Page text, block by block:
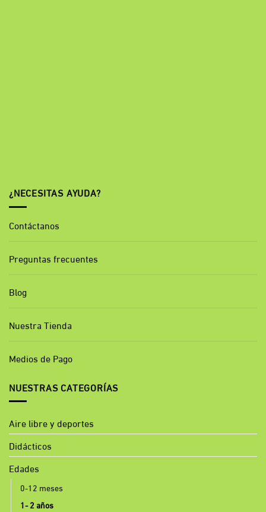
¿NECESITAS AYUDA?
Contáctanos
Preguntas frecuentes
Blog
Nuestra Tienda
Medios de Pago
NUESTRAS CATEGORÍAS
Aire libre y deportes
Didácticos
Edades
0-12 meses
1- 2 años